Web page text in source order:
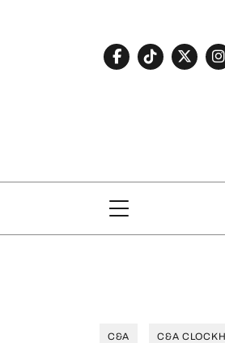
C&A C&A